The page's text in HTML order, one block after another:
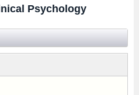
Psychology